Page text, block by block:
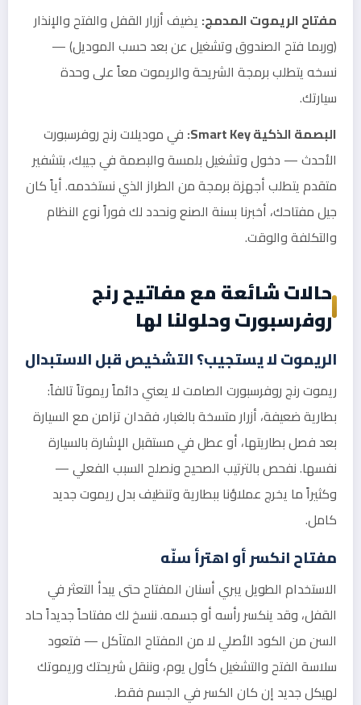
مفتاح الريموت المدمج: يضيف أزرار القفل والفتح والإنذار
(وربما فتح الصندوق وتشغيل عن بعد حسب الموديل) —
نسخه يتطلب برمجة الشريحة والريموت معاً على وحدة
سيارتك.
البصمة الذكية Smart Key:
في موديلات رنج روفرسبورت
الأحدث — دخول وتشغيل بلمسة والبصمة في جيبك، بتشفير
متقدم يتطلب أجهزة برمجة من الطراز الذي نستخدمه. أياً كان
جيل مفتاحك، أخبرنا بسنة الصنع ونحدد لك فوراً نوع النظام
والتكلفة والوقت.
حالات شائعة مع مفاتيح رنج
روفرسبورت وحلولنا لها
الريموت لا يستجيب؟ التشخيص قبل الاستبدال
ريموت رنج روفرسبورت الصامت لا يعني دائماً ريموتاً تالفاً:
بطارية ضعيفة، أزرار متسخة بالغبار، فقدان تزامن مع السيارة
بعد فصل بطاريتها، أو عطل في مستقبل الإشارة بالسيارة
نفسها. نفحص بالترتيب الصحيح ونصلح السبب الفعلي —
وكثيراً ما يخرج عملاؤنا ببطارية وتنظيف بدل ريموت جديد
كامل.
مفتاح انكسر أو اهترأ سنّه
الاستخدام الطويل يبري أسنان المفتاح حتى يبدأ التعثر في
القفل، وقد ينكسر رأسه أو جسمه. ننسخ لك مفتاحاً جديداً حاد
السن من الكود الأصلي لا من المفتاح المتآكل — فتعود
سلاسة الفتح والتشغيل كأول يوم، وننقل شريحتك وريموتك
لهيكل جديد إن كان الكسر في الجسم فقط.